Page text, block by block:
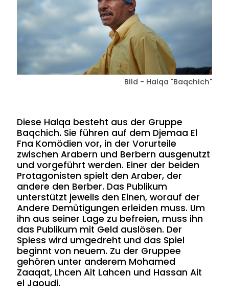
Bild - Halqa "Baqchich"
Diese Halqa besteht aus der Gruppe
Baqchich. Sie führen auf dem Djemaa El
Fna Komödien vor, in der Vorurteile
zwischen Arabern und Berbern ausgenutzt
und vorgeführt werden. Einer der beiden
Protagonisten spielt den Araber, der
andere den Berber. Das Publikum
unterstützt jeweils den Einen, worauf der
Andere Demütigungen erleiden muss. Um
ihn aus seiner Lage zu befreien, muss ihn
das Publikum mit Geld auslösen. Der
Spiess wird umgedreht und das Spiel
beginnt von neuem. Zu der Gruppee
gehören unter anderem Mohamed
Zaaqat, Lhcen Ait Lahcen und Hassan Ait
el Jaoudi.